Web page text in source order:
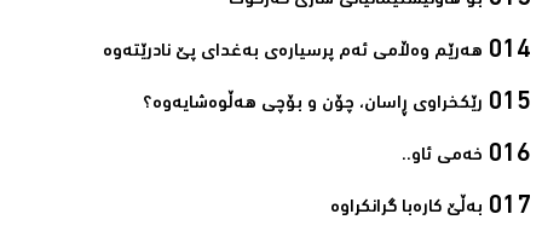
هەرێم وەڵامی‌ ئەم پرسیارەی‌ بەغدای‌ پێ نادرێتەوە‌
رێکخراوی‌ ڕاسان، چۆن و بۆچی‌ هەڵوەشایەوە؟‌
خەمی‌ ئاو..‌
بەڵێ کارەبا گرانکراوە‌